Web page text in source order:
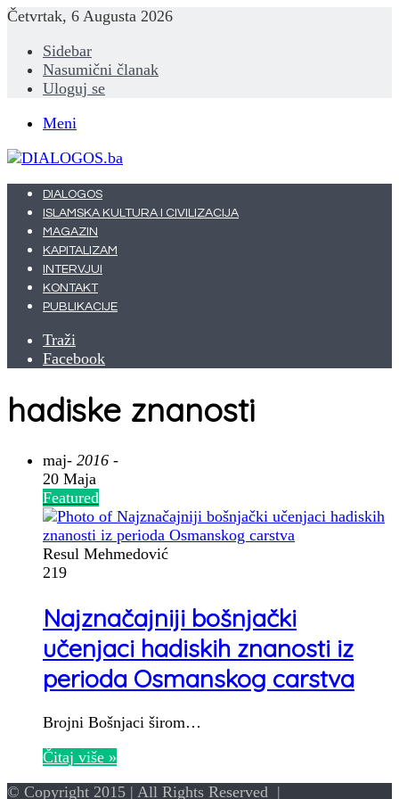
Četvrtak, 6 Augusta 2026
Sidebar
Nasumični članak
Uloguj se
Meni
DIALOGOS
ISLAMSKA KULTURA I CIVILIZACIJA
MAGAZIN
KAPITALIZAM
INTERVJUI
KONTAKT
PUBLIKACIJE
Traži
Facebook
hadiske znanosti
maj- 2016 -
20 Maja
Featured
Resul Mehmedović
219
Najznačajniji bošnjački
učenjaci hadiskih znanosti iz
perioda Osmanskog carstva
Brojni Bošnjaci širom…
Čitaj više »
© Copyright 2015 | All Rights Reserved |